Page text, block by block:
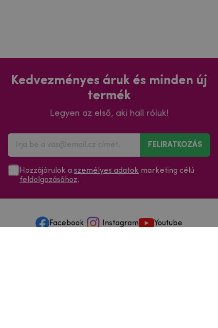
Kedvezményes áruk és minden új
termék
Legyen az első, aki hall róluk!
FELIRATKOZÁS
Hozzájárulok a személyes adatok marketing célú
feldolgozásához.
Facebook Instagram Youtube